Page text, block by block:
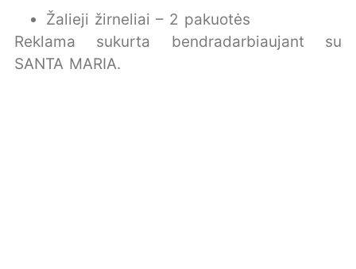
Žalieji žirneliai – 2 pakuotės
Reklama sukurta bendradarbiaujant su
SANTA MARIA.